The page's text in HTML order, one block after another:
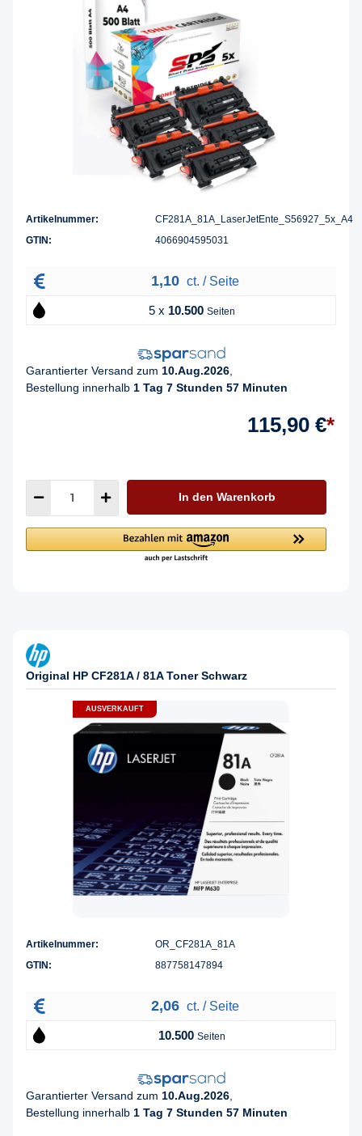
Artikelnummer:
CF281A_81A_LaserJetEnte_S56927_5x_A4
GTIN:
4066904595031
1,10 ct. / Seite
5 x 10.500 Seiten
Garantierter Versand zum 10.Aug.2026
Bestellung innerhalb 1 Tag 7 Stunden 57 Minuten
115,90 €*
In den Warenkorb
Original HP CF281A / 81A Toner Schwarz
AUSVERKAUFT
Artikelnummer:
OR_CF281A_81A
GTIN:
887758147894
2,06 ct. / Seite
10.500 Seiten
Garantierter Versand zum 10.Aug.2026
Bestellung innerhalb 1 Tag 7 Stunden 57 Minuten